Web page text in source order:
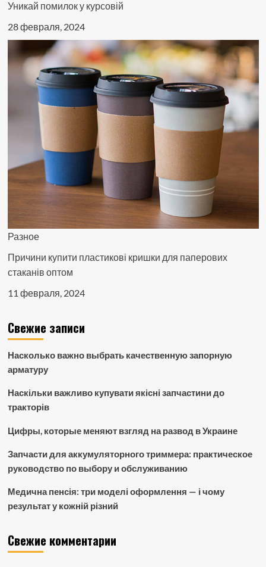
Уникай помилок у курсовій
28 февраля, 2024
Разное
Причини купити пластикові кришки для паперових
стаканів оптом
11 февраля, 2024
Свежие записи
Насколько важно выбрать качественную запорную
арматуру
Наскільки важливо купувати якісні запчастини до
тракторів
Цифры, которые меняют взгляд на развод в Украине
Запчасти для аккумуляторного триммера: практическое
руководство по выбору и обслуживанию
Медична пенсія: три моделі оформлення — і чому
результат у кожній різний
Свежие комментарии